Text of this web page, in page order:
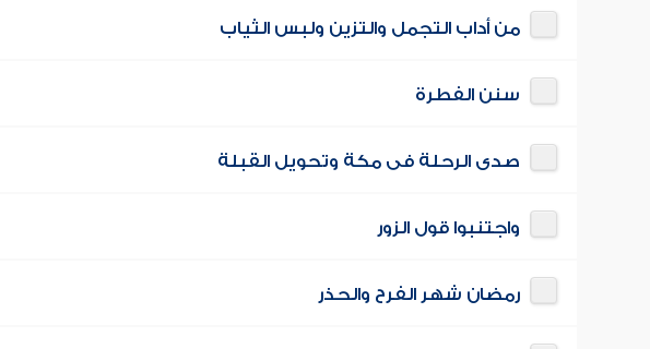
من أداب التجمل والتزين ولبس الثياب
سنن الفطرة
صدى الرحلة فى مكة وتحويل القبلة
واجتنبوا قول الزور
رمضان شهر الفرح والحذر